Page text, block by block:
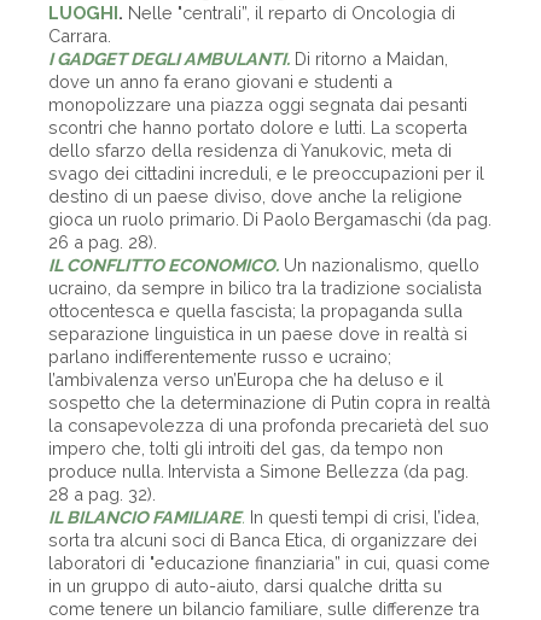
LUOGHI. Nelle "centrali”, il reparto di Oncologia di
Carrara.
I GADGET DEGLI AMBULANTI. Di ritorno a Maidan,
dove un anno fa erano giovani e studenti a
monopolizzare una piazza oggi segnata dai pesanti
scontri che hanno portato dolore e lutti. La scoperta
dello sfarzo della residenza di Yanukovic, meta di
svago dei cittadini increduli, e le preoccupazioni per il
destino di un paese diviso, dove anche la religione
gioca un ruolo primario. Di Paolo Bergamaschi (da pag.
26 a pag. 28).
IL CONFLITTO ECONOMICO. Un nazionalismo, quello
ucraino, da sempre in bilico tra la tradizione socialista
ottocentesca e quella fascista; la propaganda sulla
separazione linguistica in un paese dove in realtà si
parlano indifferentemente russo e ucraino;
l’ambivalenza verso un’Europa che ha deluso e il
sospetto che la determinazione di Putin copra in realtà
la consapevolezza di una profonda precarietà del suo
impero che, tolti gli introiti del gas, da tempo non
produce nulla. Intervista a Simone Bellezza (da pag.
28 a pag. 32).
IL BILANCIO FAMILIARE. In questi tempi di crisi, l’idea,
sorta tra alcuni soci di Banca Etica, di organizzare dei
laboratori di "educazione finanziaria” in cui, quasi come
in un gruppo di auto-aiuto, darsi qualche dritta su
come tenere un bilancio familiare, sulle differenze tra